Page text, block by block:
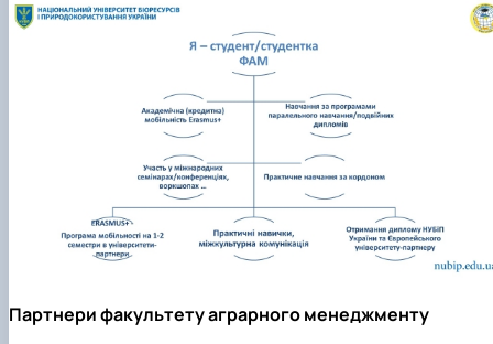
Партнери факультету аграрного менеджменту